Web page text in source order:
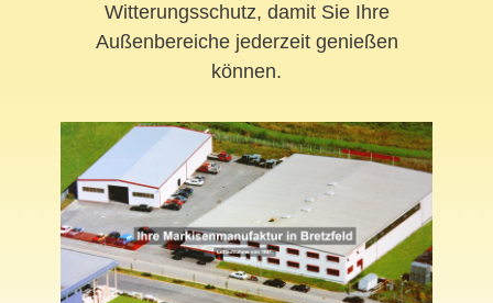
Witterungsschutz, damit Sie Ihre
Außenbereiche jederzeit genießen
können.